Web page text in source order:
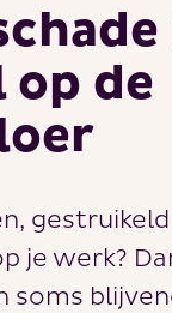
op de
je werk?
soms